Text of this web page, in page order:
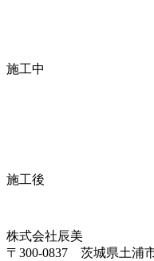
施工中
施工後
株式会社辰美
〒300-0837 茨城県土浦